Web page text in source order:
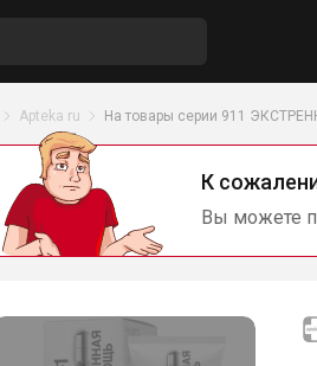
Apteka ru На товары серии 911
К
Вы можете